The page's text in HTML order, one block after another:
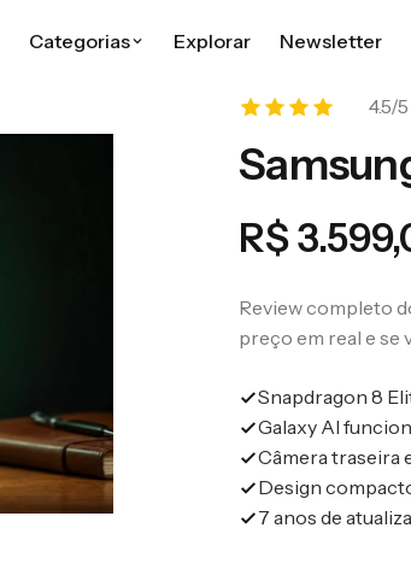
Categorias
CONTEÚDO
o que move a Big Tech.
Smartphones, notebooks, wearables
Testes honestos com nota, prós e
contras.
Explorar Newsletter
4.5/5
R$
Review completo
preço em real e se
Snapdragon 8
Galaxy AI
Câmera traseira
Design
7 anos de